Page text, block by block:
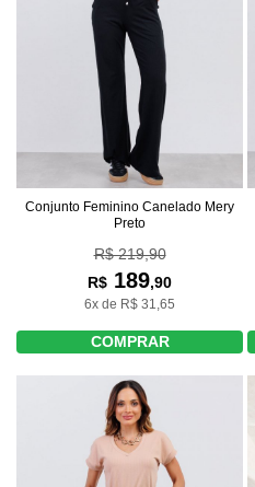
Conjunto Feminino Canelado Mery
Preto
R$ 219,90
R$ 189,90
6x de R$ 31,65
COMPRAR